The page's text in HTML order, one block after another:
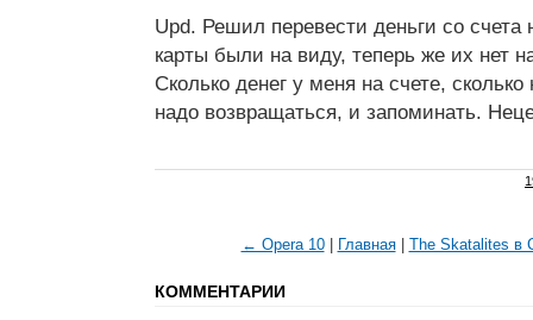
Upd. Решил перевести деньги со счета
карты были на виду, теперь же их нет
Сколько денег у меня на счете,
надо возвращаться, и запоминать.
← Opera 10| Главная| The Skatalites в
КОММЕНТАРИИ